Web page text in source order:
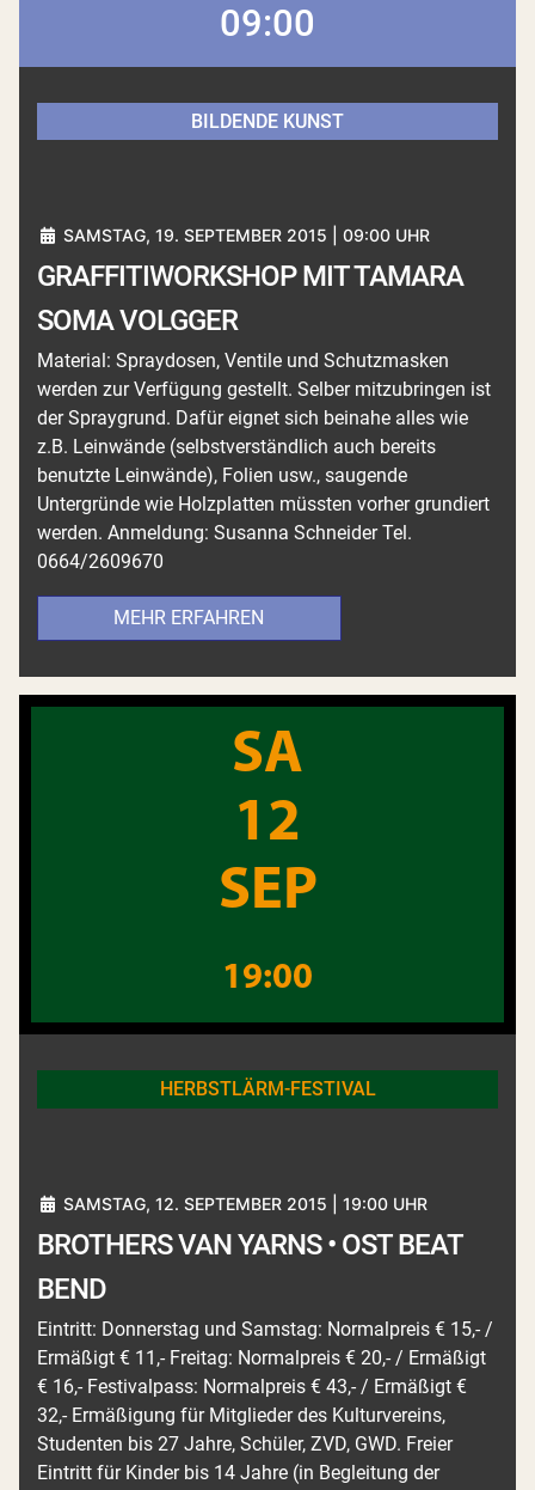
09:00
BILDENDE KUNST
SAMSTAG, 19. SEPTEMBER 2015 | 09:00 UHR
GRAFFITIWORKSHOP MIT TAMARA
SOMA VOLGGER
Material: Spraydosen, Ventile und Schutzmasken
werden zur Verfügung gestellt. Selber mitzubringen ist
der Spraygrund. Dafür eignet sich beinahe alles wie
z.B. Leinwände (selbstverständlich auch bereits
benutzte Leinwände), Folien usw., saugende
Untergründe wie Holzplatten müssten vorher grundiert
werden. Anmeldung: Susanna Schneider Tel.
0664/2609670
MEHR ERFAHREN
SA
12
SEP
19:00
HERBSTLÄRM-FESTIVAL
SAMSTAG, 12. SEPTEMBER 2015 | 19:00 UHR
BROTHERS VAN YARNS • OST BEAT
BEND
Eintritt: Donnerstag und Samstag: Normalpreis € 15,- /
Ermäßigt € 11,- Freitag: Normalpreis € 20,- / Ermäßigt
€ 16,- Festivalpass: Normalpreis € 43,- / Ermäßigt €
32,- Ermäßigung für Mitglieder des Kulturvereins,
Studenten bis 27 Jahre, Schüler, ZVD, GWD. Freier
Eintritt für Kinder bis 14 Jahre (in Begleitung der